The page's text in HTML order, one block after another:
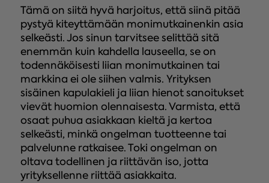
Tämä on siitä hyvä harjoitus, että siinä pitää
pystyä kiteyttämään monimutkainenkin asia
selkeästi. Jos sinun tarvitsee selittää sitä
enemmän kuin kahdella lauseella, se on
todennäköisesti liian monimutkainen tai
markkina ei ole siihen valmis. Yrityksen
sisäinen kapulakieli ja liian hienot sanoitukset
vievät huomion olennaisesta. Varmista, että
osaat puhua asiakkaan kieltä ja kertoa
selkeästi, minkä ongelman tuotteenne tai
palvelunne ratkaisee. Toki ongelman on
oltava todellinen ja riittävän iso, jotta
yrityksellenne riittää asiakkaita.